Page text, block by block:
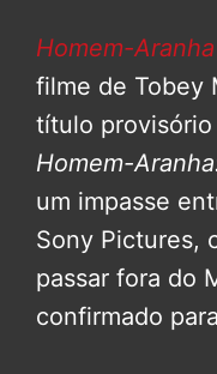
Homem-
filme de Tobey
título
Homem-
um impasse
Sony Pictures,
passar fora do
confirmado